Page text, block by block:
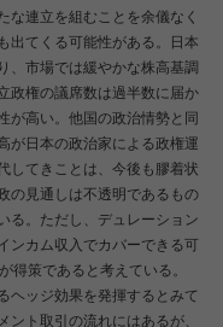
な連立を組むことを余儀なく
出てくる可能性がある。日本
、市場では緩やかな株高基調
政権の議席数は過半数に届か
が高い。他国の政治情勢と同
が日本の政治家による政権運
してきことは、今後も膠着状
の見通しは不透明であるもの
る。ただし、デュレーション
ンカム収入でカバーできる可
得策であると考えている。
ヘッジ効果を発揮するとみて
ト取引の流れにはあるが、